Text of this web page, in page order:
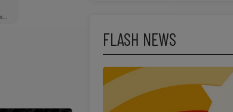
FLASH NEWS